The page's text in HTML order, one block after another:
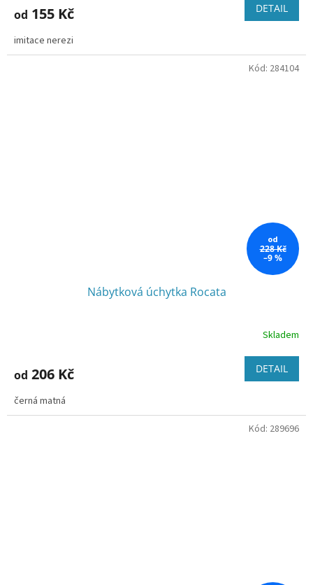
od 155 Kč DETAIL
imitace nerezi
od
228 Kč
–9 %
Nábytková úchytka Rocata
Skladem
od 206 Kč DETAIL
černá matná
Kód: 284104
Kód: 289696